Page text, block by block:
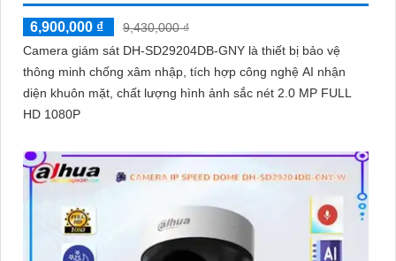
6,900,000 ₫
9,430,000 ₫
Camera giám sát DH-SD29204DB-GNY là thiết bị bảo vệ
thông minh chống xâm nhập, tích hợp công nghệ AI nhận
diện khuôn mặt, chất lượng hình ảnh sắc nét 2.0 MP FULL
HD 1080P